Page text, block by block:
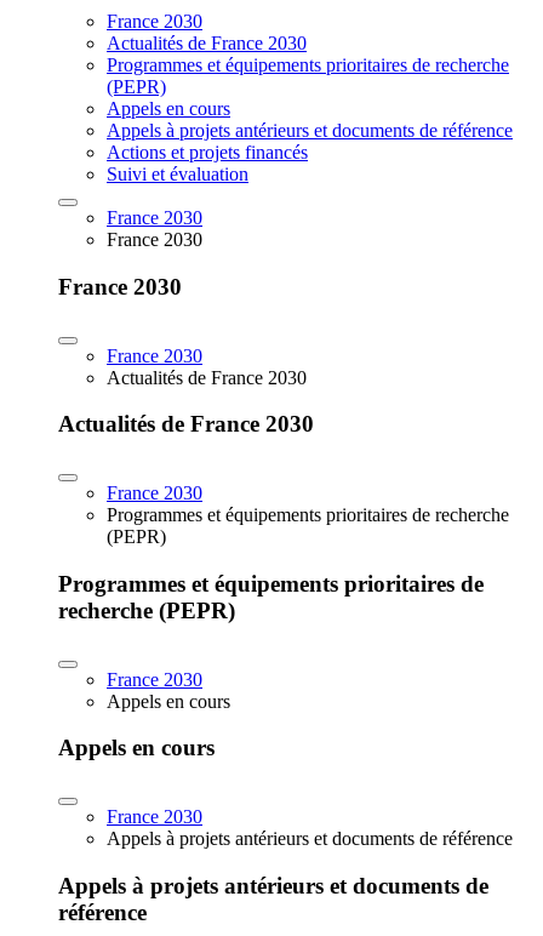
France 2030
Actualités de France 2030
Programmes et équipements prioritaires de recherche
(PEPR)
Appels en cours
Appels à projets antérieurs et documents de référence
Actions et projets financés
Suivi et évaluation
France 2030
France 2030
France 2030
France 2030
Actualités de France 2030
Actualités de France 2030
France 2030
Programmes et équipements prioritaires de recherche
(PEPR)
Programmes et équipements prioritaires de
recherche (PEPR)
France 2030
Appels en cours
Appels en cours
France 2030
Appels à projets antérieurs et documents de référence
Appels à projets antérieurs et documents de
référence